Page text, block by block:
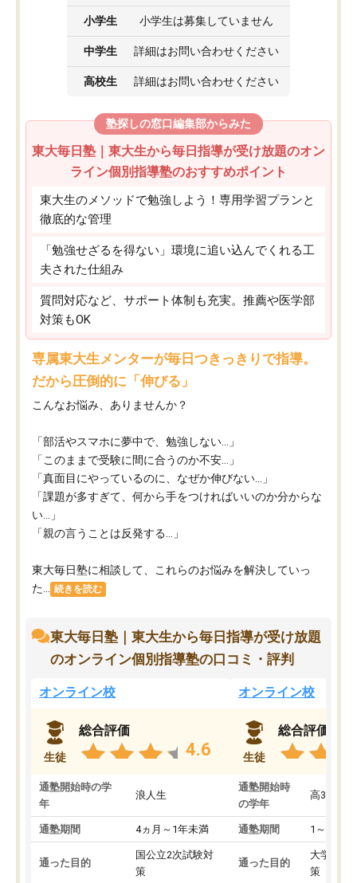
小学生 小学生は募集していません
中学生 詳細はお問い合わせください
高校生 詳細はお問い合わせください
塾探しの窓口編集部からみた
東大毎日塾｜東大生から毎日指導が受け放題のオン
ライン個別指導塾のおすすめポイント
東大生のメソッドで勉強しよう！専用学習プランと
徹底的な管理
「勉強せざるを得ない」環境に追い込んでくれる工
夫された仕組み
質問対応など、サポート体制も充実。推薦や医学部
対策もOK
専属東大生メンターが毎日つきっきりで指導。
だから圧倒的に「伸びる」
こんなお悩み、ありませんか？
「部活やスマホに夢中で、勉強しない…」
「このままで受験に間に合うのか不安…」
「真面目にやっているのに、なぜか伸びない…」
「課題が多すぎて、何から手をつければいいのか分からな
い…」
「親の言うことは反発する…」
東大毎日塾に相談して、これらのお悩みを解決していっ
た...
続きを読む
東大毎日塾｜東大生から毎日指導が受け放題
のオンライン個別指導塾の口コミ・評判
オンライン校
生徒
総合評価
4.6
通塾開始時の学
年
浪人生
通塾期間 4ヵ月～1年未満
通った目的
国公立2次試験対
策
オンライン校
生徒
総合評価
通塾開始時
の学年
高3
通塾期間 1～3ヵ月
通った目的
大学入学
策